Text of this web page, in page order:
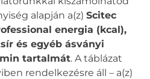
alapján a(z) Scitec
energia (kcal),
és egyéb ásványi
tartalmát. A táblázat
rendelkezésre áll – a(z)